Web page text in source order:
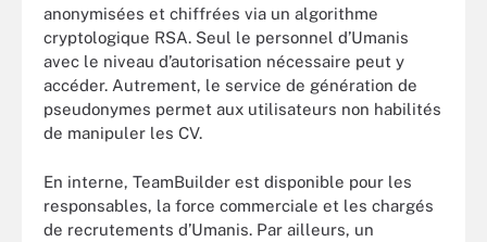
anonymisées et chiffrées via un algorithme
cryptologique RSA. Seul le personnel d’Umanis
avec le niveau d’autorisation nécessaire peut y
accéder. Autrement, le service de génération de
pseudonymes permet aux utilisateurs non habilités
de manipuler les CV.
En interne, TeamBuilder est disponible pour les
responsables, la force commerciale et les chargés
de recrutements d’Umanis. Par ailleurs, un